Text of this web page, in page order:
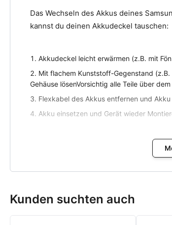
Das Wechseln des Akkus deines
kannst du deinen Akkudeckel tauschen:
Akkudeckel leicht erwärmen (z.B. mit
Mit flachem Kunststoff-Gegenstand
Gehäuse lösenVorsichtig alle Teile über
Flexkabel des Akkus entfernen und
Akku einsetzen und Gerät wieder
Kunden suchten auch